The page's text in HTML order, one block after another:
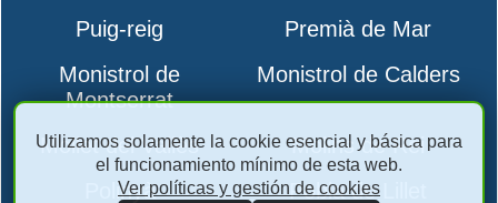
Puig-reig
Premià de Mar
Monistrol de
Montserrat
Monistrol de Calders
Mollet del Vallès
Molins de Rei
Polinyà
Pobla de Lillet
Utilizamos solamente la cookie esencial y básica para
el funcionamiento mínimo de esta web.
Ver políticas y gestión de cookies